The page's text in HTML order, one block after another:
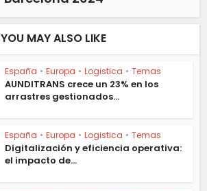
YOU MAY ALSO LIKE
España • Europa • Logistica • Temas
AUNDITRANS crece un 23% en los
arrastres gestionados...
España • Europa • Logistica • Temas
Digitalización y eficiencia operativa:
el impacto de...